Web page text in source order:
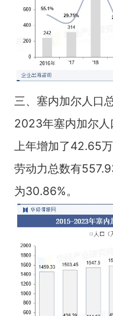
三、塞内加尔人口
2023年塞内加尔
上年增加了42.65
劳动力总数有
为30.86%。